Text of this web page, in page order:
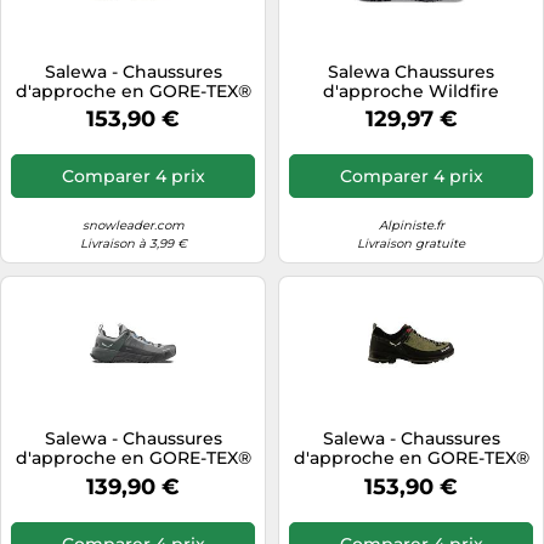
Salewa - Chaussures
d'approche en GORE-TEX®
- Mtn Trainer 2 GTX W
Shadow/Black pour
Femme - Taille 40 - Gris
Gris 40
153,90 €
Comparer 4 prix
snowleader.com
Livraison à 3,99 €
Salewa Chaussures
d'approche Wildfire
Leather 2 GTX W GORE-TEX
Shadow/Black Vert Taille
38,5
129,97 €
Comparer 4 prix
Alpiniste.fr
Livraison gratuite
Salewa - Chaussures
d'approche en GORE-TEX®
- Wildfire Nxt GTX W
Alloy/Dark Olive pour
37
139,90 €
Salewa - Chaussures
d'approche en GORE-TEX®
- Mtn Trainer 2 GTX W
Shadow/Black pour
41
153,90 €